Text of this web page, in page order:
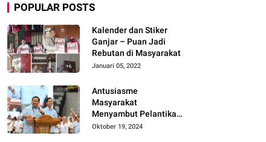
POPULAR POSTS
Kalender dan Stiker
Ganjar – Puan Jadi
Rebutan di Masyarakat
Januari 05, 2022
Antusiasme
Masyarakat
Menyambut Pelantikan
Prabowo-Gibran dan
Oktober 19, 2024